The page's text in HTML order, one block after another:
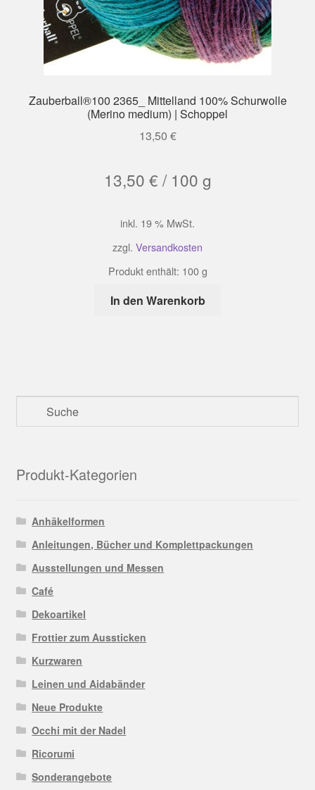
Zauberball®100 2365_ Mittelland 100% Schurwolle
(Merino medium) | Schoppel
13,50 €
13,50 € / 100 g
inkl. 19 % MwSt.
zzgl. Versandkosten
Produkt enthält: 100g
In den Warenkorb
Produkt-Kategorien
Anhäkelformen
Anleitungen, Bücher und Komplettpackungen
Ausstellungen und Messen
Café
Dekoartikel
Frottier zum Aussticken
Kurzwaren
Leinen und Aidabänder
Neue Produkte
Occhi mit der Nadel
Ricorumi
Sonderangebote